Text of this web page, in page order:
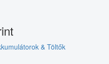
& Töltők